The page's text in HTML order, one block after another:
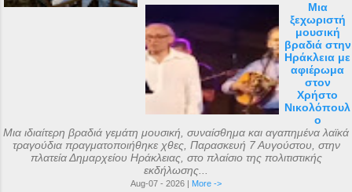
Μια
ξεχωριστή
μουσική
βραδιά στην
Ηράκλεια με
αφιέρωμα
στον
Χρήστο
Νικολόπουλ
ο
Μια ιδιαίτερη βραδιά γεμάτη μουσική, συναίσθημα και αγαπημένα λαϊκά
τραγούδια πραγματοποιήθηκε χθες, Παρασκευή 7 Αυγούστου, στην
πλατεία Δημαρχείου Ηράκλειας, στο πλαίσιο της πολιτιστικής
εκδήλωσης...
Aug-07 - 2026 | More ->